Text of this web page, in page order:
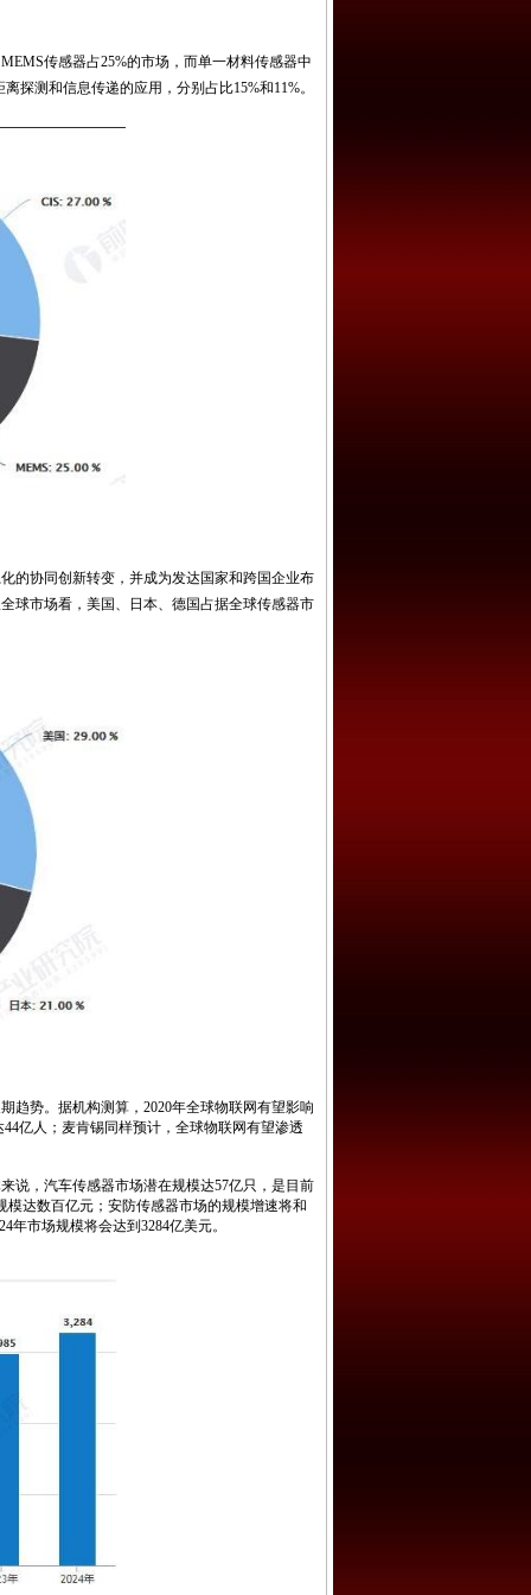
传感器占25%的市场，而单一材料传感器中
探测和信息传递的应用，分别占比15%和11%。
协同创新转变，并成为发达国家和跨国企业布
球市场看，美国、日本、德国占据全球传感器市
势。据机构测算，2020年全球物联网有望影响
亿人；麦肯锡同样预计，全球物联网有望渗透
，汽车传感器市场潜在规模达57亿只，是目前
达数百亿元；安防传感器市场的规模增速将和
市场规模将会达到3284亿美元。